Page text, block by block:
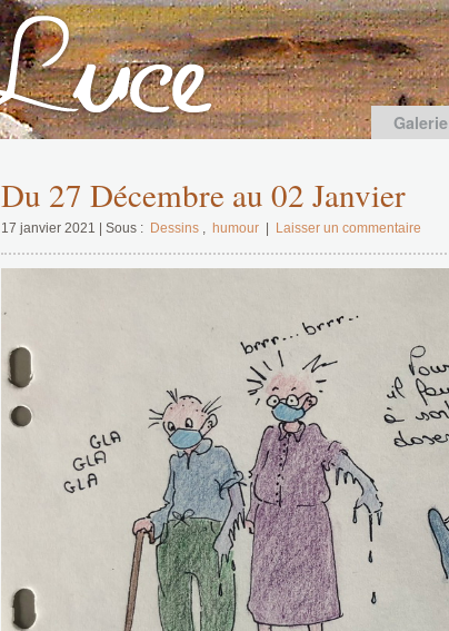
Galerie
Du 27 Décembre au 02 Janvier
17 janvier 2021 | Sous : Dessins , humour Laisser un commentaire